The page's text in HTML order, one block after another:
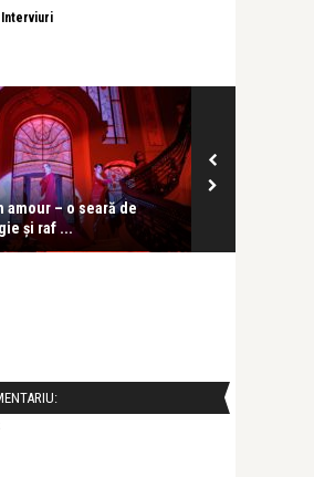
Interviuri
amour – o seară de
și raf ...